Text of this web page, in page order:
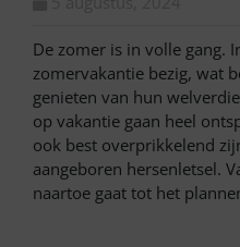
De zomer is in volle gang.
zomervakantie bezig, wat
genieten van hun
op vakantie gaan heel
ook best overprikkelend
aangeboren hersenletsel.
naartoe gaat tot het